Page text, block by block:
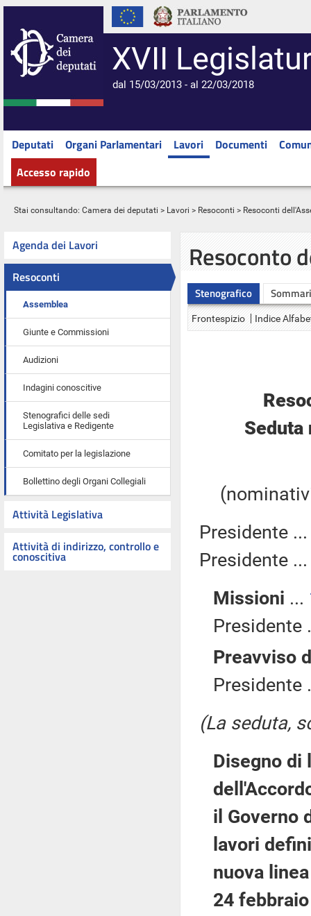
XVII
dal 15/03/2013 - al 22/03/2018
Deputati Organi Parlamentari Lavori Documenti
Accesso rapido
Stai consultando: Camera dei deputati > Lavori > Resoconti > Resoconti
Agenda dei Lavori
Resoconti
Assemblea
Giunte e Commissioni
Audizioni
Indagini conoscitive
Stenografici delle sedi
Legislativa e Redigente
Comitato per la legislazione
Bollettino degli Organi Collegiali
Attività Legislativa
Attività di indirizzo, controllo e
conoscitiva
Resoconto
Stenografico
Frontespizio Indice
Presidente
Presidente
Missioni ...
Presidente
Preavviso
Presidente
(La seduta,
Disegno di
il Governo
lavori
nuova
24